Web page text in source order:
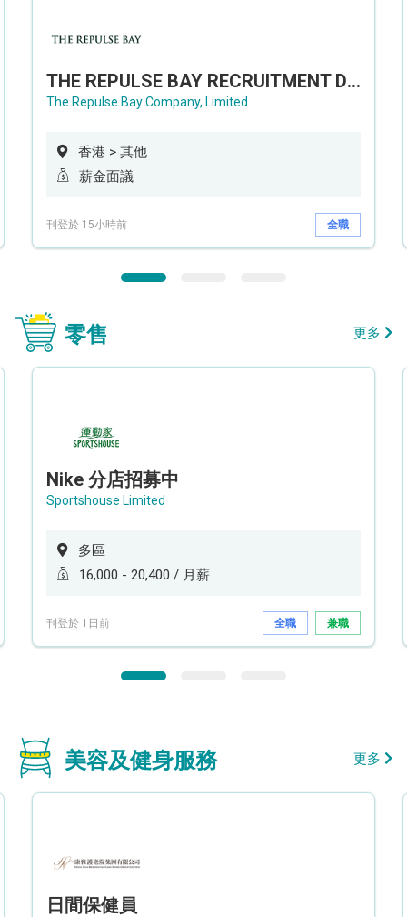
THE REPULSE BAY RECRUITMENT DAY 淺水灣影灣園人才招聘會
The Repulse Bay Company, Limited
香港 > 其他
薪金面議
刊登於 15小時前 全職
零售 更多
Nike 分店招募中
Sportshouse Limited
多區
16,000 - 20,400 / 月薪
刊登於 1日前 全職 兼職
美容及健身服務 更多
日間保健員